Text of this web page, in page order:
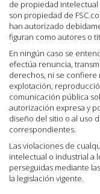
de propiedad
son propiedad de
han autorizado
figuran como autores o
En ningún caso se
efectúa renuncia,
derechos, ni se confiere
explotación,
comunicación pública
autorización expresa y
diseño del sitio o al uso
correspondientes.
Las violaciones de
intelectual o industrial a
perseguidas mediante
la legislación vigente.